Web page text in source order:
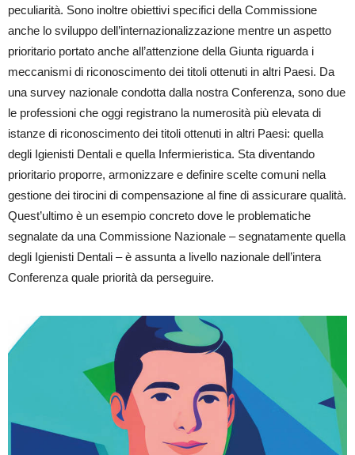
peculiarità. Sono inoltre obiettivi specifici della Commissione
anche lo sviluppo dell’internazionalizzazione mentre un aspetto
prioritario portato anche all’attenzione della Giunta riguarda i
meccanismi di riconoscimento dei titoli ottenuti in altri Paesi. Da
una survey nazionale condotta dalla nostra Conferenza, sono due
le professioni che oggi registrano la numerosità più elevata di
istanze di riconoscimento dei titoli ottenuti in altri Paesi: quella
degli Igienisti Dentali e quella Infermieristica. Sta diventando
prioritario proporre, armonizzare e definire scelte comuni nella
gestione dei tirocini di compensazione al fine di assicurare qualità.
Quest’ultimo è un esempio concreto dove le problematiche
segnalate da una Commissione Nazionale – segnatamente quella
degli Igienisti Dentali – è assunta a livello nazionale dell’intera
Conferenza quale priorità da perseguire.